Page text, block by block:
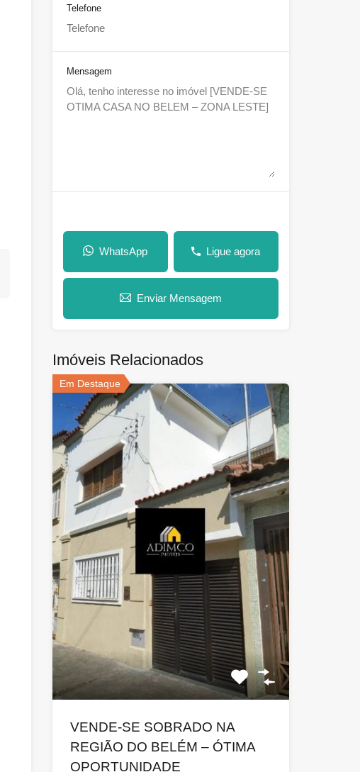
Telefone
Mensagem
WhatsApp Ligue agora
Enviar Mensagem
Imóveis Relacionados
Em Destaque
VENDE-SE SOBRADO NA
REGIÃO DO BELÉM – ÓTIMA
OPORTUNIDADE